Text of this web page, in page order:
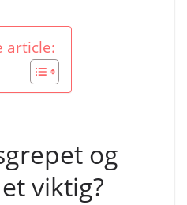
article:
og
viktig?